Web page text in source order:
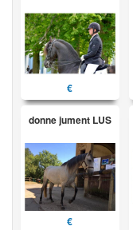
€
donne jument LUS
€